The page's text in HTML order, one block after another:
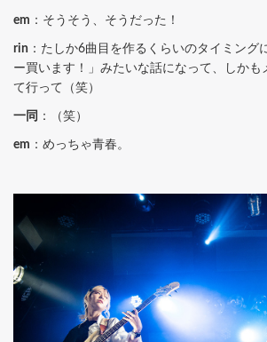
em ：そうそう、そうだった！
rin ：たしか6曲目を作るくらいのタイミング
ー買います！」みたいな話になって、しかも
て行って（笑）
一同 ：（笑）
em ：めっちゃ青春。